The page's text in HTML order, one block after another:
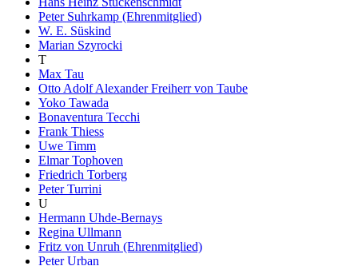
Peter Suhrkamp (Ehrenmitglied)
W. E. Süskind
Marian Szyrocki
T
Max Tau
Otto Adolf Alexander Freiherr von Taube
Yoko Tawada
Bonaventura Tecchi
Frank Thiess
Uwe Timm
Elmar Tophoven
Friedrich Torberg
Peter Turrini
U
Hermann Uhde-Bernays
Regina Ullmann
Fritz von Unruh (Ehrenmitglied)
Peter Urban